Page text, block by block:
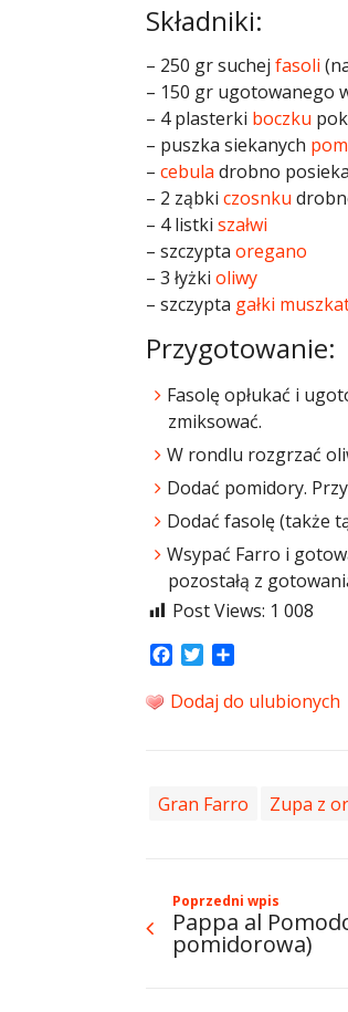
Składniki:
– 250 gr suchej fasoli
– 150 gr ugotowanego
– 4 plasterki boczku
– puszka siekanych
– cebula drobno
– 2 ząbki czosnku
– 4 listki szałwi
– szczypta oregano
– 3 łyżki oliwy
– szczypta gałki
Przygotowanie:
Fasolę opłukać i
zmiksować.
W rondlu rozgrzać
Dodać pomidory.
Dodać fasolę (także
Wsypać Farro i
pozostałą z
Post Views: 1 008
Facebook
Twitter
Dodaj do ulubionych
Gran Farro Zupa z
Poprzedni wpis
Pappa al
pomidorowa)